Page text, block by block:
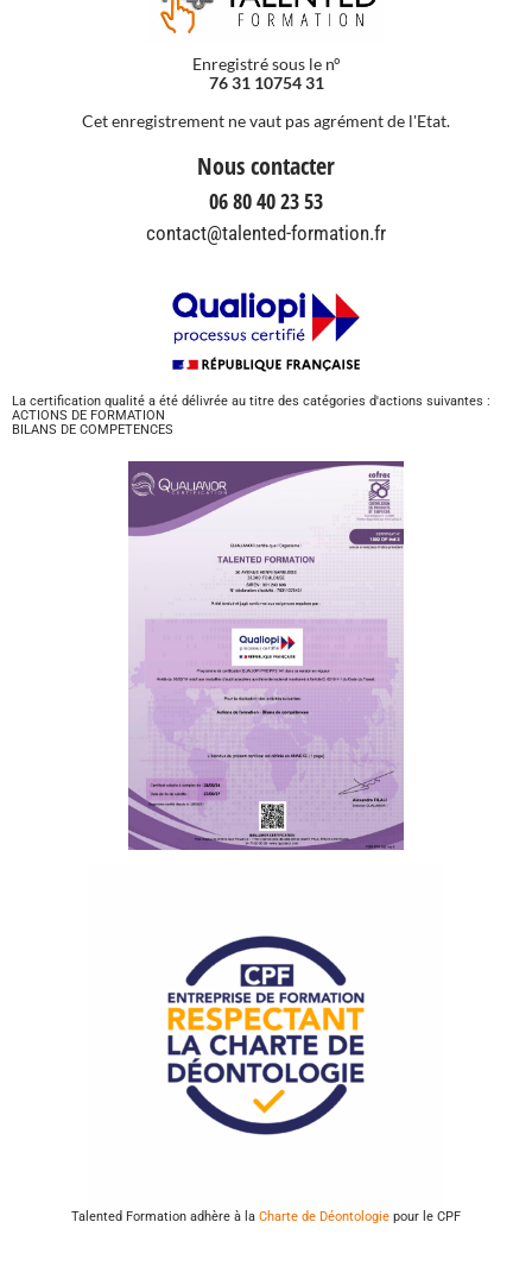
Enregistré sous le n°
76 31 10754 31
Cet enregistrement ne vaut pas agrément de l'Etat.
Nous contacter
06 80 40 23 53
contact@talented-formation.fr
La certification qualité a été délivrée au titre des catégories d'actions suivantes :
ACTIONS DE FORMATION
BILANS DE COMPETENCES
Talented Formation adhère à la Charte de Déontologie pour le CPF